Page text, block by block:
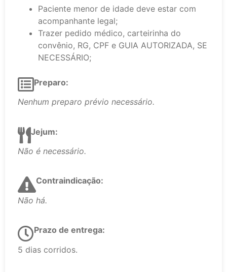
Paciente menor de idade deve estar com
acompanhante legal;
Trazer pedido médico, carteirinha do
convênio, RG, CPF e GUIA AUTORIZADA, SE
NECESSÁRIO;
Preparo:
Nenhum preparo prévio necessário.
Jejum:
Não é necessário.
Contraindicação:
Não há.
Prazo de entrega:
5 dias corridos.